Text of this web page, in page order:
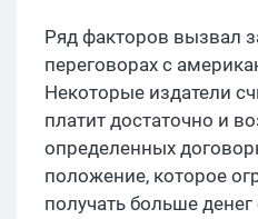
Ряд факторов вызвал
переговорах с
Некоторые издатели
платит достаточно и
определенных
положение, которое
получать больше денег